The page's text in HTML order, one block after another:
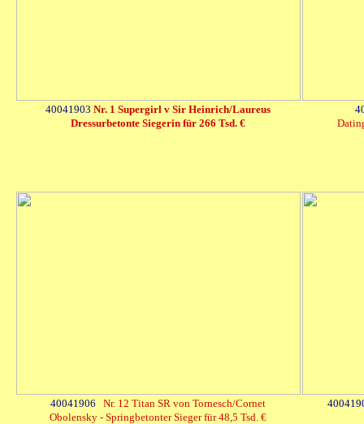
40041903Nr. 1 Supergirl v Sir Heinrich/Laureus
Dressurbetonte Siegerin für 266 Tsd. €
40041906Nr. 12 Titan SR von Tornesch/Cornet
Obolensky - Springbetonter Sieger für 48,5 Tsd. €